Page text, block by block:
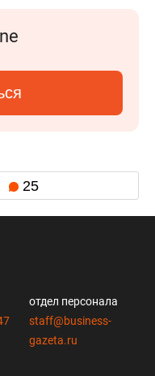
25
отдел персонала
staff@business-
gazeta.ru